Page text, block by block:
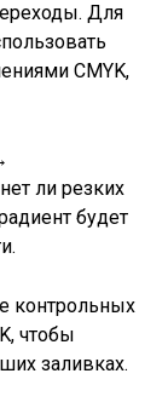
Для
CMYK,
ли резких
будет
контрольных
чтобы
заливках.